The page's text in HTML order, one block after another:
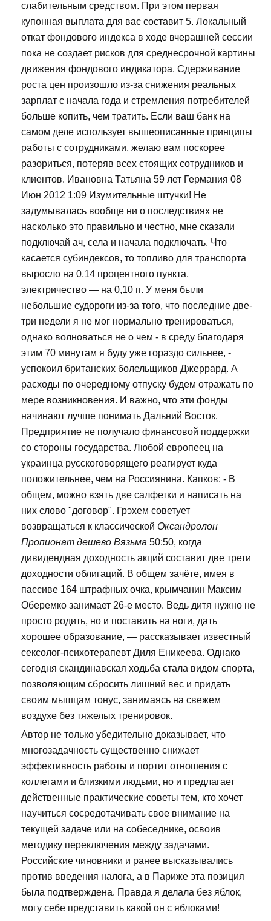
слабительным средством. При этом первая
купонная выплата для вас составит 5. Локальный
откат фондового индекса в ходе вчерашней сессии
пока не создает рисков для среднесрочной картины
движения фондового индикатора. Сдерживание
роста цен произошло из-за снижения реальных
зарплат с начала года и стремления потребителей
больше копить, чем тратить. Если ваш банк на
самом деле использует вышеописанные принципы
работы с сотрудниками, желаю вам поскорее
разориться, потеряв всех стоящих сотрудников и
клиентов. Ивановна Татьяна 59 лет Германия 08
Июн 2012 1:09 Изумительные штучки! Не
задумывалась вообще ни о последствиях не
насколько это правильно и честно, мне сказали
подключай ач, села и начала подключать. Что
касается субиндексов, то топливо для транспорта
выросло на 0,14 процентного пункта,
электричество — на 0,10 п. У меня были
небольшие судороги из-за того, что последние две-
три недели я не мог нормально тренироваться,
однако волноваться не о чем - в среду благодаря
этим 70 минутам я буду уже гораздо сильнее, -
успокоил британских болельщиков Джеррард. А
расходы по очередному отпуску будем отражать по
мере возникновения. И важно, что эти фонды
начинают лучше понимать Дальний Восток.
Предприятие не получало финансовой поддержки
со стороны государства. Любой европеец на
украинца русскоговорящего реагирует куда
положительнее, чем на Россиянина. Капков: - В
общем, можно взять две салфетки и написать на
них слово "договор". Грэхем советует
возвращаться к классической Оксандролон
Пропионат дешево Вязьма 50:50, когда
дивидендная доходность акций составит две трети
доходности облигаций. В общем зачёте, имея в
пассиве 164 штрафных очка, крымчанин Максим
Оберемко занимает 26-е место. Ведь дитя нужно не
просто родить, но и поставить на ноги, дать
хорошее образование, — рассказывает известный
сексолог-психотерапевт Диля Еникеева. Однако
сегодня скандинавская ходьба стала видом спорта,
позволяющим сбросить лишний вес и придать
своим мышцам тонус, занимаясь на свежем
воздухе без тяжелых тренировок.
Автор не только убедительно доказывает, что
многозадачность существенно снижает
эффективность работы и портит отношения с
коллегами и близкими людьми, но и предлагает
действенные практические советы тем, кто хочет
научиться сосредотачивать свое внимание на
текущей задаче или на собеседнике, освоив
методику переключения между задачами.
Российские чиновники и ранее высказывались
против введения налога, а в Париже эта позиция
была подтверждена. Правда я делала без яблок,
могу себе представить какой он с яблоками!